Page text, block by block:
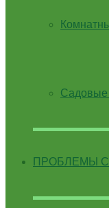
Садовые
ПРОБЛЕМЫ